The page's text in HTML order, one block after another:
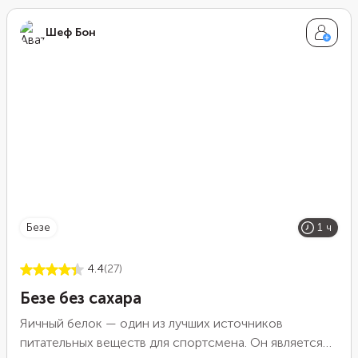
духовку, сверху посыпьте его сахаром. По мере
выпекания он карамелизируется, придавая
Шеф Бон
безе 1 ч
4.4(27)
Безе без сахара
Яичный белок — один из лучших источников
питательных веществ для спортсмена. Он является